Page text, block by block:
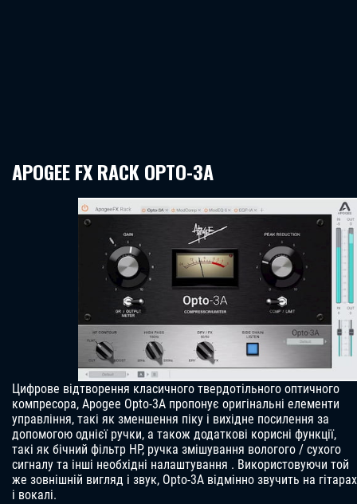
APOGEE FX RACK OPTO-3A
Цифрове відтворення класичного твердотільного оптичного
компресора, Apogee Opto-3A пропонує оригінальні елементи
управління, такі як зменшення піку і вихідне посилення за
допомогою однієї ручки, а також додаткові корисні функції,
такі як бічний фільтр HP, ручка змішування вологого / сухого
сигналу та інші необхідні налаштування . Використовуючи той
же зовнішній вигляд і звук, Opto-3A відмінно звучить на гітарах
і вокалі.